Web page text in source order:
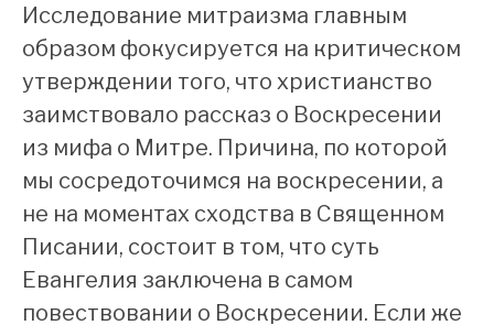
Исследование митраизма главным
образом фокусируется на критическом
утверждении того, что христианство
заимствовало рассказ о Воскресении
из мифа о Митре. Причина, по которой
мы сосредоточимся на воскресении, а
не на моментах сходства в Священном
Писании, состоит в том, что суть
Евангелия заключена в самом
повествовании о Воскресении. Если же